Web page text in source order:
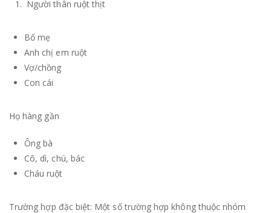
Người thân ruột thịt
Bố mẹ
Anh chị em ruột
Vợ/chồng
Con cái
Họ hàng gần
Ông bà
Cô, dì, chú, bác
Cháu ruột
Trường hợp đặc biệt: Một số trường hợp không thuộc nhóm